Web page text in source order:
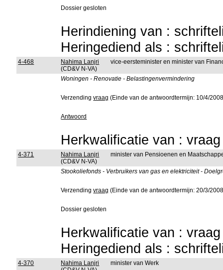
Dossier gesloten
Herindiening van :
Heringediend als :
4-468
Nahima Lanjri
(CD&V N-VA)
vice-eersteminister en minister van
Woningen - Renovatie - Belastingenvermindering
Verzendingvraag (Einde van de antwoordtermijn: 10/4/
Antwoord
Herkwalificatie van :
4-371
Nahima Lanjri
(CD&V N-VA)
minister van Pensioenen en
Stookoliefonds - Verbruikers van gas en elektriciteit -
Verzendingvraag (Einde van de antwoordtermijn: 20/3/
Dossier gesloten
Herkwalificatie van :
Heringediend als :
4-370
Nahima Lanjri
minister van Werk